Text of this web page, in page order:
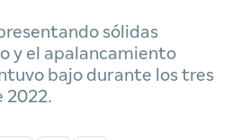
sólidas
y el apalancamiento
bajo durante los tres
2022.